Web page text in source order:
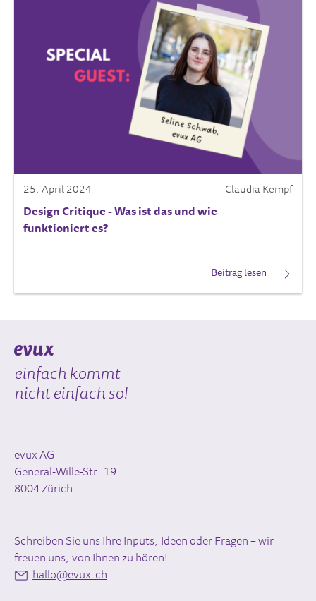
25. April 2024 Claudia Kempf
Design Critique - Was ist das und wie
funktioniert es?
Beitrag lesen
einfach kommt
nicht einfach so!
evux AG
General-Wille-Str. 19
8004 Zürich
Schreiben Sie uns Ihre Inputs, Ideen oder Fragen – wir
freuen uns, von Ihnen zu hören!
hallo@evux.ch